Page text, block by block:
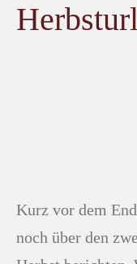
Kurz vor dem
noch über den